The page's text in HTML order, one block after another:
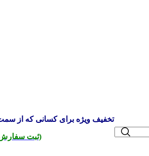
تخفیف ویژه برای کسانی که از
(ثبت